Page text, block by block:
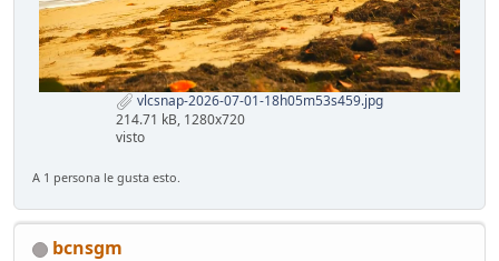
vlcsnap-2026-07-01-18h05m53s459.jpg
214.71 kB, 1280x720
visto
A 1 persona le gusta esto.
bcnsgm